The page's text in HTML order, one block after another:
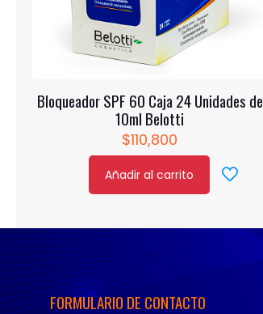
Bloqueador SPF 60 Caja 24 Unidades de
10ml Belotti
$110,800
Añadir al carrito
FORMULARIO DE CONTACTO